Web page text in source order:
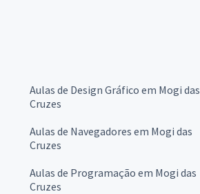
Aulas de Design Gráfico em Mogi das
Cruzes
Aulas de Navegadores em Mogi das
Cruzes
Aulas de Programação em Mogi das
Cruzes